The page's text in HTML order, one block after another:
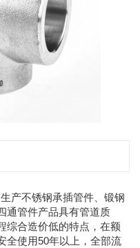
产不锈钢承插管件、锻钢
通管件产品具有管道质
综合造价低的特点，在额
全使用50年以上，全部流